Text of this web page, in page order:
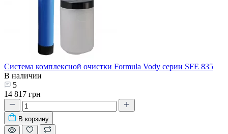
Система комплексной очистки Formula Vody серии SFE 835
В наличии
5
14 817 грн
В корзину